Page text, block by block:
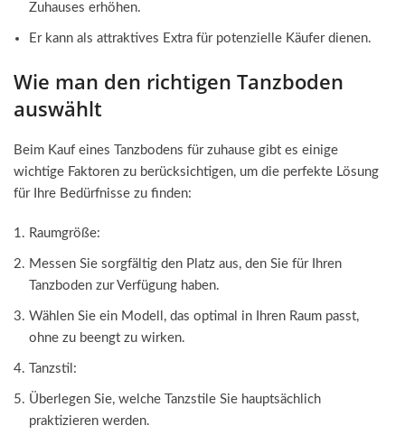
Zuhauses erhöhen.
Er kann als attraktives Extra für potenzielle Käufer dienen.
Wie man den richtigen Tanzboden
auswählt
Beim Kauf eines Tanzbodens für zuhause gibt es einige
wichtige Faktoren zu berücksichtigen, um die perfekte Lösung
für Ihre Bedürfnisse zu finden:
Raumgröße:
Messen Sie sorgfältig den Platz aus, den Sie für Ihren
Tanzboden zur Verfügung haben.
Wählen Sie ein Modell, das optimal in Ihren Raum passt,
ohne zu beengt zu wirken.
Tanzstil:
Überlegen Sie, welche Tanzstile Sie hauptsächlich
praktizieren werden.